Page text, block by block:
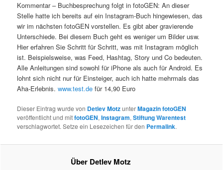
Kommentar – Buchbesprechung folgt in fotoGEN: An dieser
Stelle hatte ich bereits auf ein Instagram-Buch hingewiesen, das
wir im nächsten fotoGEN vorstellen. Es gibt aber gravierende
Unterschiede. Bei diesem Buch geht es weniger um Bilder usw.
Hier erfahren Sie Schritt für Schritt, was mit Instagram möglich
ist. Beispielsweise, was Feed, Hashtag, Story und Co bedeuten.
Alle Anleitungen sind sowohl für iPhone als auch für Android. Es
lohnt sich nicht nur für Einsteiger, auch ich hatte mehrmals das
Aha-Erlebnis.www.test.defür 14,90 Euro
Dieser Eintrag wurde von Detlev MotzunterMagazin fotoGEN
veröffentlicht und mitfotoGEN,Instagram,Stiftung Warentest
verschlagwortet. Setze ein Lesezeichen für den Permalink.
Über Detlev Motz